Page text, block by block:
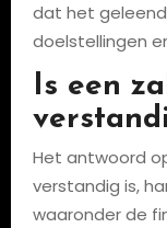
dat het
doelstellingen
Is een
Het antwoord
verstandig is,
waaronder de